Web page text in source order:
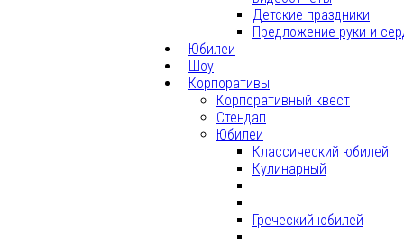
Детские праздники
Предложение руки и
Юбилеи
Шоу
Корпоративы
Корпоративный квест
Стендап
Юбилеи
Классический юбилей
Кулинарный
Греческий юбилей